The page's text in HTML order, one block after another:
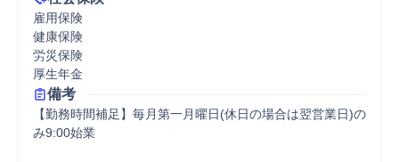
雇用保険
健康保険
労災保険
厚生年金
備考
【勤務時間補足】毎月第一月曜日(休日の場合は翌営業日)の
み9:00始業